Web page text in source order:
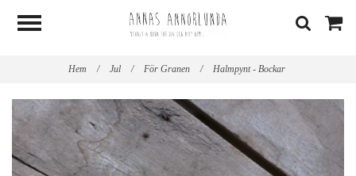
Hem / Jul / För Granen / Halmpynt - Bockar